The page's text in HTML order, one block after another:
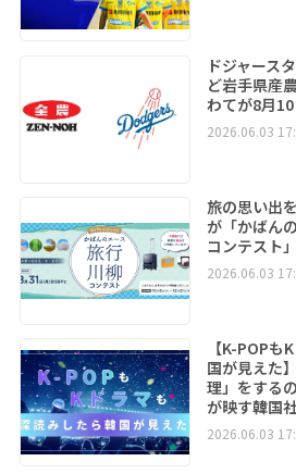
ドジャース
ど岩手県産
わてが8月
2026.06.03
旅の思い出
が「かばん
コンテスト
2026.06.03
【K-POP
国が見えた
理」をする
が映す韓国
2026.06.03